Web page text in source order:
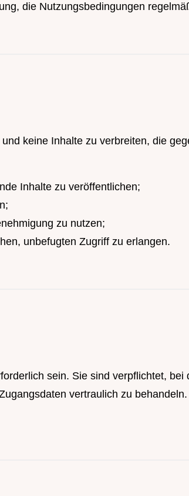
die Nutzungsbedingungen
keine Inhalte zu verbreiten, die
Inhalte zu veröffentlichen;
zu nutzen;
unbefugten Zugriff zu erlangen.
sein. Sie sind verpflichtet, bei
vertraulich zu